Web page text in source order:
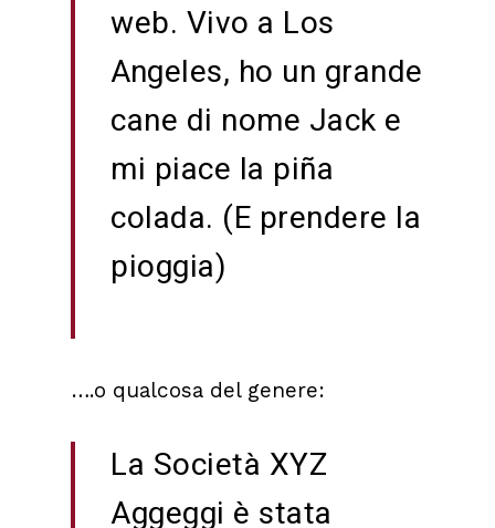
web. Vivo a Los
Angeles, ho un grande
cane di nome Jack e
mi piace la piña
colada. (E prendere la
pioggia)
….o qualcosa del genere:
La Società XYZ
Aggeggi è stata